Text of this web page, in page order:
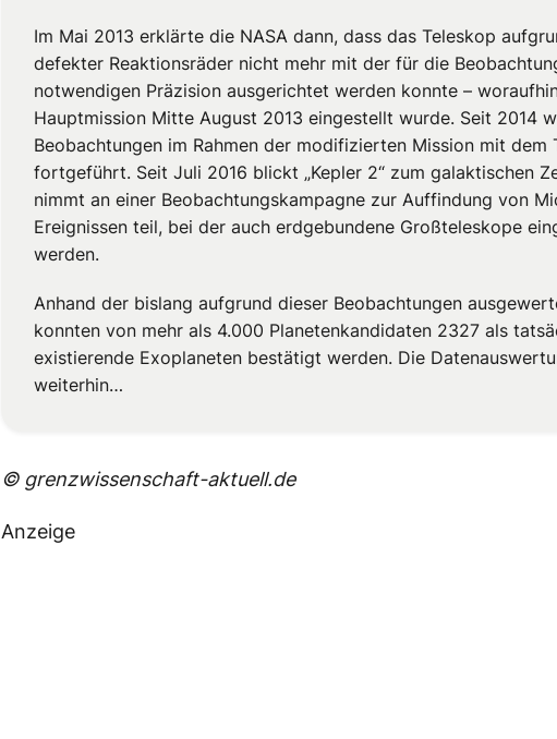
Im Mai 2013 erklärte die NASA dann, dass das Teleskop
defekter Reaktionsräder nicht mehr mit der für die
notwendigen Präzision ausgerichtet werden konnte –
Hauptmission Mitte August 2013 eingestellt wurde. Seit 2014
Beobachtungen im Rahmen der modifizierten Mission mit dem
fortgeführt. Seit Juli 2016 blickt „Kepler 2“ zum galaktischen
nimmt an einer Beobachtungskampagne zur Auffindung von
Ereignissen teil, bei der auch erdgebundene Großteleskope
werden.
Anhand der bislang aufgrund dieser Beobachtungen
konnten von mehr als 4.000 Planetenkandidaten 2327 als
existierende Exoplaneten bestätigt werden. Die
weiterhin…
© grenzwissenschaft-aktuell.de
Anzeige